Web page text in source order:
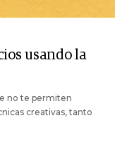
usando la
no te permiten
creativas, tanto